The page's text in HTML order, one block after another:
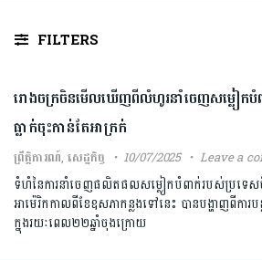
FILTERS
រោងចក្រចិនមើលឃើញពីលំហូរនាំចេញសម្លៀកបំព
ធ្លាក់ចុះកាន់តែអាក្រក់
ព្រឹត្តិការណ៍,សេដ្ឋកិច្ច 10/07/2025 Leave a
ទំហំនៃការនាំចេញផលិតផលសម្លៀកបំពាក់របស់ប្រទេស
អាម៉េរិកកាលពីខែឧសភាកន្លងទៅនេះ បានបង្ហាញពីការបន្
ក្នុងរយៈពេល២២ឆ្នាំចុងក្រោយ